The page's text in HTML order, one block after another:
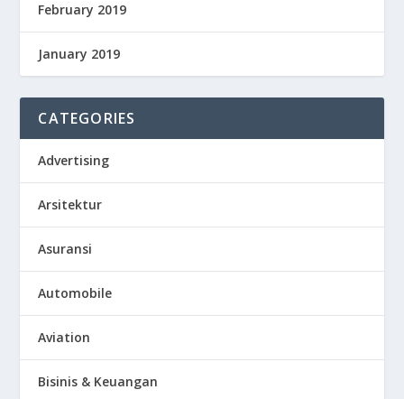
February 2019
January 2019
CATEGORIES
Advertising
Arsitektur
Asuransi
Automobile
Aviation
Bisinis & Keuangan